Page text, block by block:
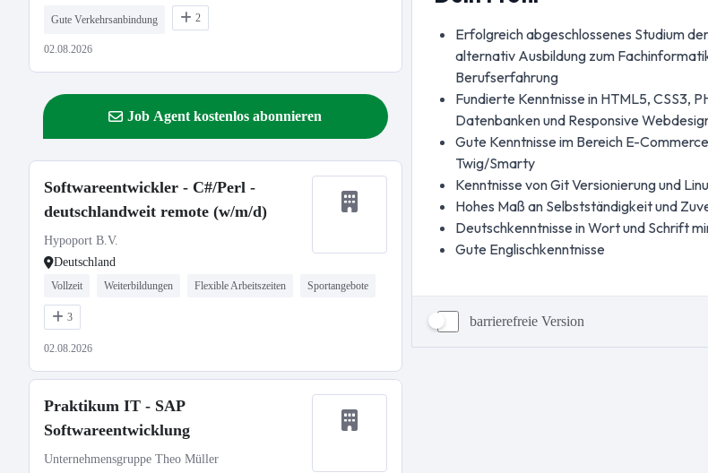
Gute Verkehrsanbindung 2
02.08.2026
Job Agent kostenlos abonnieren
Softwareentwickler - C#/Perl -
deutschlandweit remote (w/m/d)
Hypoport B.V.
Deutschland
Vollzeit Weiterbildungen Flexible Arbeitszeiten Sportangebote
3
02.08.2026
Praktikum IT - SAP
Softwareentwicklung
Unternehmensgruppe Theo Müller
barrierefreie Version